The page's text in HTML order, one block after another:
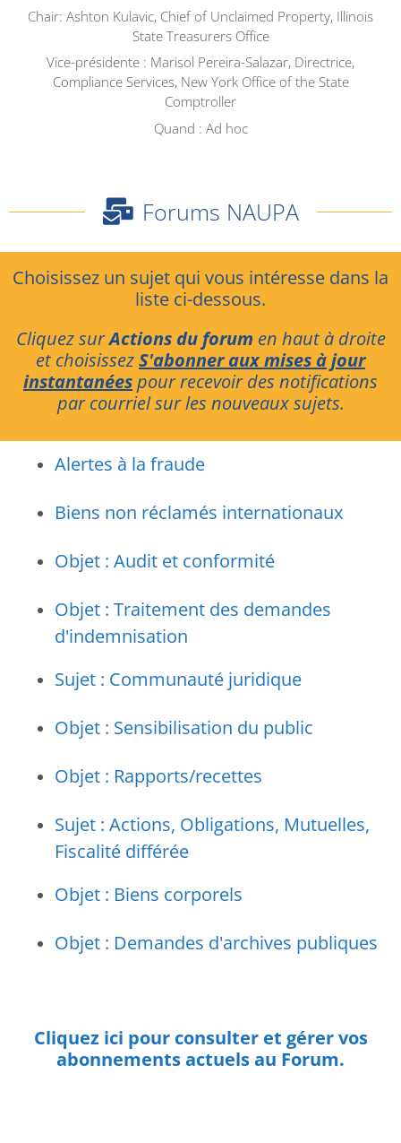
Chair: Ashton Kulavic, Chief of Unclaimed Property, Illinois
State Treasurers Office
Vice-présidente : Marisol Pereira-Salazar, Directrice,
Compliance Services, New York Office of the State
Comptroller
Quand : Ad hoc
Forums NAUPA
Choisissez un sujet qui vous intéresse dans la
liste ci-dessous.
Cliquez surActions du forum en haut à droite
et choisissezS'abonner aux mises à jour
instantanéespour recevoir des notifications
par courriel sur les nouveaux sujets.
Alertes à la fraude
Biens non réclamés internationaux
Objet : Audit et conformité
Objet : Traitement des demandes
d'indemnisation
Sujet : Communauté juridique
Objet : Sensibilisation du public
Objet : Rapports/recettes
Sujet : Actions, Obligations, Mutuelles,
Fiscalité différée
Objet : Biens corporels
Objet : Demandes d'archives publiques
Cliquez ici pour consulter et gérer vos
abonnements actuels au Forum.